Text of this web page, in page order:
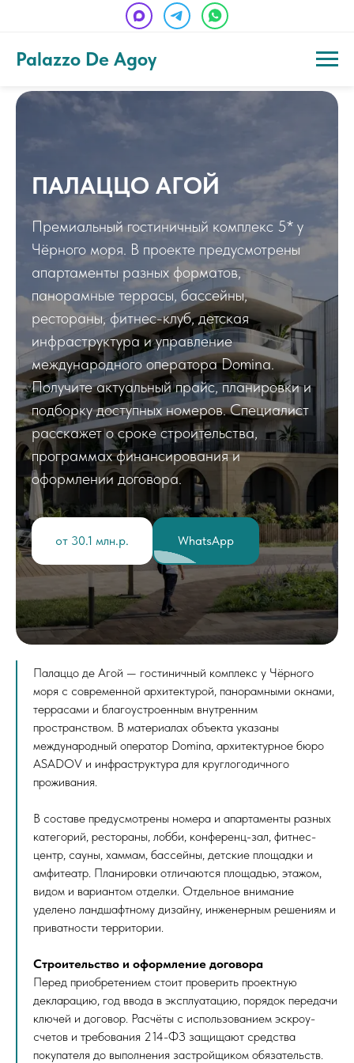
Palazzo De Agoy
ПАЛАЦЦО АГОЙ
Премиальный гостиничный комплекс 5* у
Чёрного моря. В проекте предусмотрены
апартаменты разных форматов,
панорамные террасы, бассейны,
рестораны, фитнес-клуб, детская
инфраструктура и управление
международного оператора Domina.
Получите актуальный прайс, планировки и
подборку доступных номеров. Специалист
расскажет о сроке строительства,
программах финансирования и
оформлении договора.
от 30.1 млн.р. WhatsApp
Палаццо де Агой — гостиничный комплекс у Чёрного
моря с современной архитектурой, панорамными окнами,
террасами и благоустроенным внутренним
пространством. В материалах объекта указаны
международный оператор Domina, архитектурное бюро
ASADOV и инфраструктура для круглогодичного
проживания.
В составе предусмотрены номера и апартаменты разных
категорий, рестораны, лобби, конференц-зал, фитнес-
центр, сауны, хаммам, бассейны, детские площадки и
амфитеатр. Планировки отличаются площадью, этажом,
видом и вариантом отделки. Отдельное внимание
уделено ландшафтному дизайну, инженерным решениям и
приватности территории.
Строительство и оформление договора
Перед приобретением стоит проверить проектную
декларацию, год ввода в эксплуатацию, порядок передачи
ключей и договор. Расчёты с использованием эскроу-
счетов и требования 214-ФЗ защищают средства
покупателя до выполнения застройщиком обязательств.